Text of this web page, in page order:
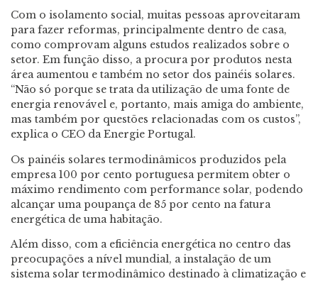
Com o isolamento social, muitas pessoas aproveitaram
para fazer reformas, principalmente dentro de casa,
como comprovam alguns estudos realizados sobre o
setor. Em função disso, a procura por produtos nesta
área aumentou e também no setor dos painéis solares.
“Não só porque se trata da utilização de uma fonte de
energia renovável e, portanto, mais amiga do ambiente,
mas também por questões relacionadas com os custos”,
explica o CEO da Energie Portugal.
Os painéis solares termodinâmicos produzidos pela
empresa 100 por cento portuguesa permitem obter o
máximo rendimento com performance solar, podendo
alcançar uma poupança de 85 por cento na fatura
energética de uma habitação.
Além disso, com a eficiência energética no centro das
preocupações a nível mundial, a instalação de um
sistema solar termodinâmico destinado à climatização e